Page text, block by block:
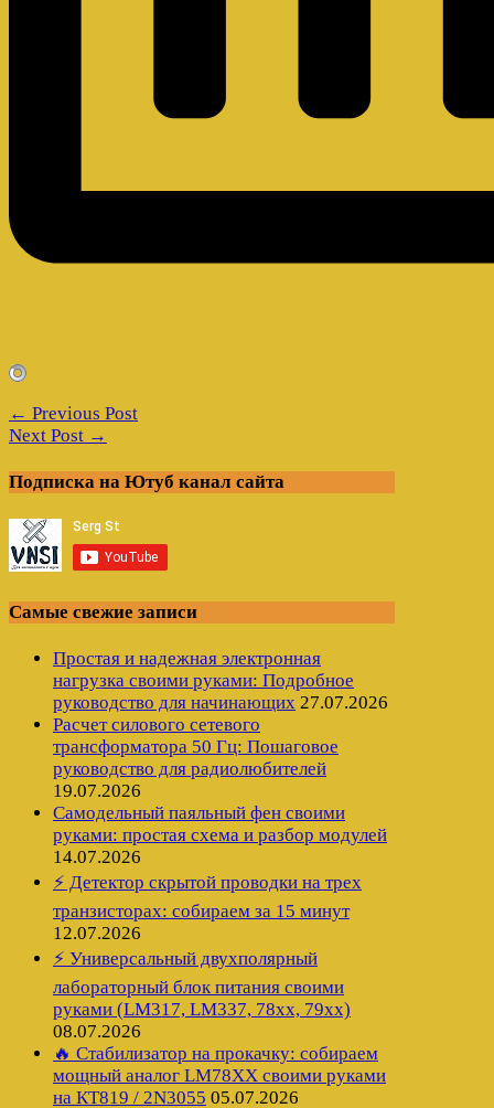
← Previous Post
Next Post →
Подписка на Ютуб канал сайта
Самые свежие записи
Простая и надежная электронная
нагрузка своими руками: Подробное
руководство для начинающих 27.07.2026
Расчет силового сетевого
трансформатора 50 Гц: Пошаговое
руководство для радиолюбителей
19.07.2026
Самодельный паяльный фен своими
руками: простая схема и разбор модулей
14.07.2026
⚡ Детектор скрытой проводки на трех
транзисторах: собираем за 15 минут
12.07.2026
⚡ Универсальный двухполярный
лабораторный блок питания своими
руками (LM317, LM337, 78xx, 79xx)
08.07.2026
🔥 Стабилизатор на прокачку: собираем
мощный аналог LM78XX своими руками
на КТ819 / 2N3055 05.07.2026